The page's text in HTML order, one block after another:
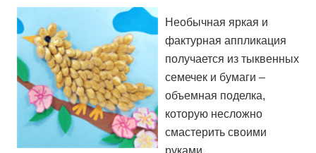
Необычная яркая и
фактурная аппликация
получается из тыквенных
семечек и бумаги –
объемная поделка,
которую несложно
смастерить своими
руками.